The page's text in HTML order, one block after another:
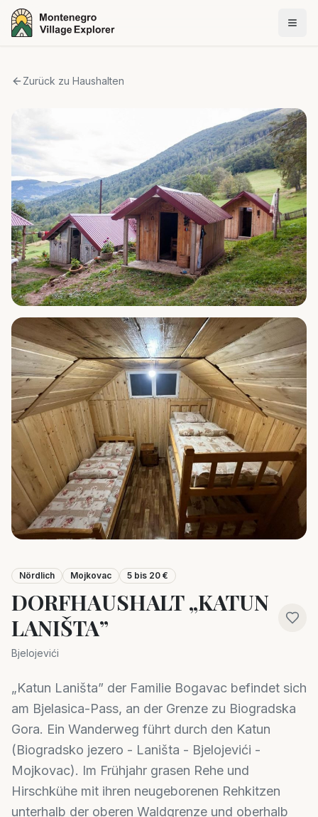
Zurück zu Haushalten
Nördlich Mojkovac 5 bis 20 €
DORFHAUSHALT „KATUN
LANIŠTA”
Bjelojevići
„Katun Laništa” der Familie Bogavac befindet sich
am Bjelasica-Pass, an der Grenze zu Biogradska
Gora. Ein Wanderweg führt durch den Katun
(Biogradsko jezero - Laništa - Bjelojevići -
Mojkovac). Im Frühjahr grasen Rehe und
Hirschkühe mit ihren neugeborenen Rehkitzen
unterhalb der oberen Waldgrenze und oberhalb